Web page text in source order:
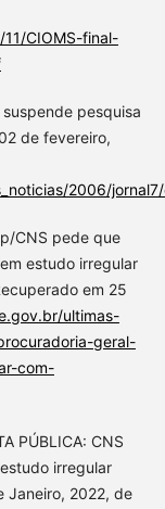
CIOMS-final-
pesquisa
de fevereiro,
2006/
CNS pede que
estudo irregular
em 25
ultimas-
geral-
com-
PÚBLICA: CNS
irregular
Janeiro, 2022, de